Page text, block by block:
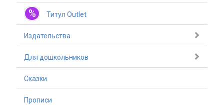
% Титул Outlet
Издательства
Для дошкольников
Сказки
Прописи